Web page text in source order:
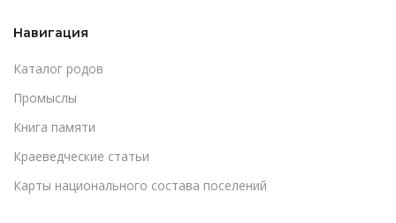
Навигация
Каталог родов
Промыслы
Книга памяти
Краеведческие статьи
Карты национального состава поселений